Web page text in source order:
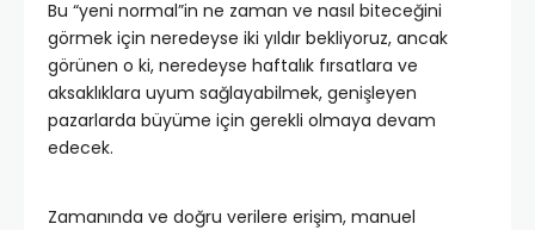
Bu “yeni normal”in ne zaman ve nasıl biteceğini
görmek için neredeyse iki yıldır bekliyoruz, ancak
görünen o ki, neredeyse haftalık fırsatlara ve
aksaklıklara uyum sağlayabilmek, genişleyen
pazarlarda büyüme için gerekli olmaya devam
edecek.
Zamanında ve doğru verilere erişim, manuel